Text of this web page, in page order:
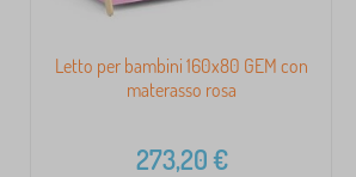
Letto per bambini 160x80 GEM con
materasso rosa
273,20€